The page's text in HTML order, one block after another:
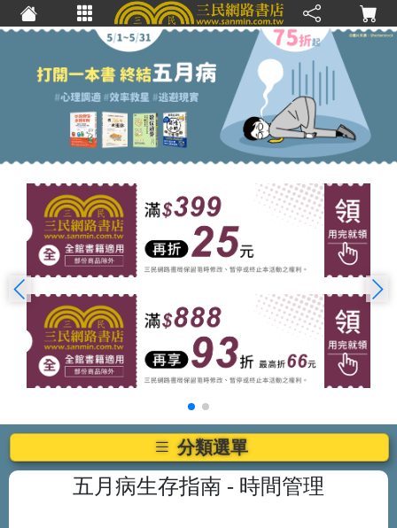
分類選單
五月病生存指南 - 時間管理